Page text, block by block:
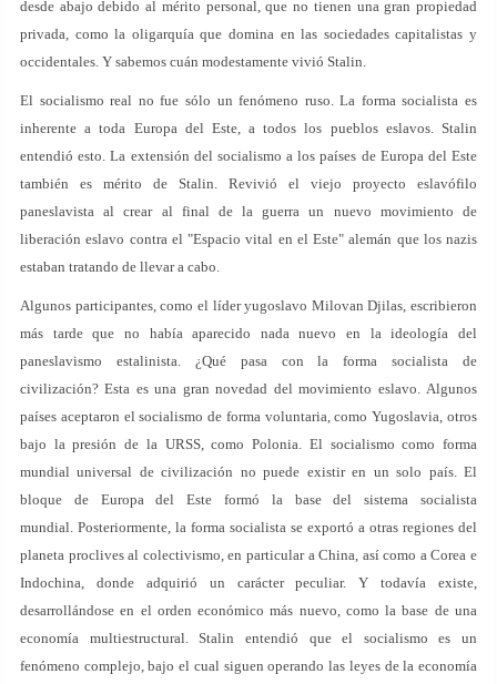
desde abajo debido al mérito personal, que no tienen una gran propiedad
privada, como la oligarquía que domina en las sociedades capitalistas y
occidentales. Y sabemos cuán modestamente vivió Stalin.
El socialismo real no fue sólo un fenómeno ruso. La forma socialista es
inherente a toda Europa del Este, a todos los pueblos eslavos. Stalin
entendió esto. La extensión del socialismo a los países de Europa del Este
también es mérito de Stalin. Revivió el viejo proyecto eslavófilo
paneslavista al crear al final de la guerra un nuevo movimiento de
liberación eslavo contra el "Espacio vital en el Este" alemán que los nazis
estaban tratando de llevar a cabo.
Algunos participantes, como el líder yugoslavo Milovan Djilas, escribieron
más tarde que no había aparecido nada nuevo en la ideología del
paneslavismo estalinista. ¿Qué pasa con la forma socialista de
civilización? Esta es una gran novedad del movimiento eslavo. Algunos
países aceptaron el socialismo de forma voluntaria, como Yugoslavia, otros
bajo la presión de la URSS, como Polonia. El socialismo como forma
mundial universal de civilización no puede existir en un solo país. El
bloque de Europa del Este formó la base del sistema socialista
mundial. Posteriormente, la forma socialista se exportó a otras regiones del
planeta proclives al colectivismo, en particular a China, así como a Corea e
Indochina, donde adquirió un carácter peculiar. Y todavía existe,
desarrollándose en el orden económico más nuevo, como la base de una
economía multiestructural. Stalin entendió que el socialismo es un
fenómeno complejo, bajo el cual siguen operando las leyes de la economía